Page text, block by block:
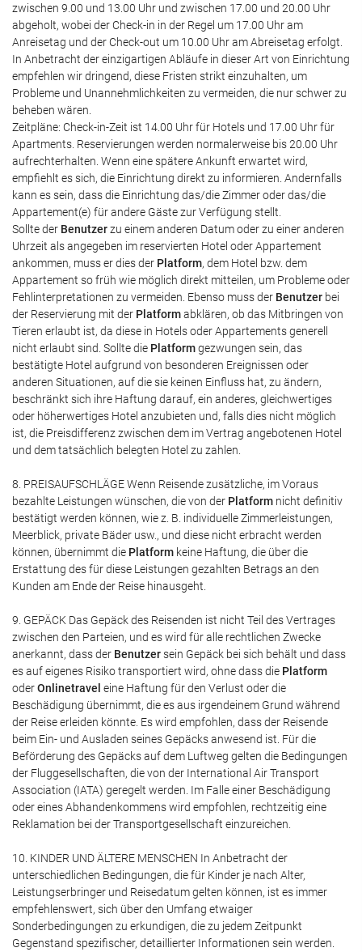
zwischen 9.00 und 13.00 Uhr und zwischen 17.00 und 20.00 Uhr
abgeholt, wobei der Check-in in der Regel um 17.00 Uhr am
Anreisetag und der Check-out um 10.00 Uhr am Abreisetag erfolgt.
In Anbetracht der einzigartigen Abläufe in dieser Art von Einrichtung
empfehlen wir dringend, diese Fristen strikt einzuhalten, um
Probleme und Unannehmlichkeiten zu vermeiden, die nur schwer zu
beheben wären.
Zeitpläne: Check-in-Zeit ist 14.00 Uhr für Hotels und 17.00 Uhr für
Apartments. Reservierungen werden normalerweise bis 20.00 Uhr
aufrechterhalten. Wenn eine spätere Ankunft erwartet wird,
empfiehlt es sich, die Einrichtung direkt zu informieren. Andernfalls
kann es sein, dass die Einrichtung das/die Zimmer oder das/die
Appartement(e) für andere Gäste zur Verfügung stellt.
Sollte der Benutzerzu einem anderen Datum oder zu einer anderen
Uhrzeit als angegeben im reservierten Hotel oder Appartement
ankommen, muss er dies der Platform, dem Hotel bzw. dem
Appartement so früh wie möglich direkt mitteilen, um Probleme oder
Fehlinterpretationen zu vermeiden. Ebenso muss der Benutzer bei
der Reservierung mit der Platformabklären, ob das Mitbringen von
Tieren erlaubt ist, da diese in Hotels oder Appartements generell
nicht erlaubt sind. Sollte die Platformgezwungen sein, das
bestätigte Hotel aufgrund von besonderen Ereignissen oder
anderen Situationen, auf die sie keinen Einfluss hat, zu ändern,
beschränkt sich ihre Haftung darauf, ein anderes, gleichwertiges
oder höherwertiges Hotel anzubieten und, falls dies nicht möglich
ist, die Preisdifferenz zwischen dem im Vertrag angebotenen Hotel
und dem tatsächlich belegten Hotel zu zahlen.
8. PREISAUFSCHLÄGE Wenn Reisende zusätzliche, im Voraus
bezahlte Leistungen wünschen, die von der Platform nicht definitiv
bestätigt werden können, wie z. B. individuelle Zimmerleistungen,
Meerblick, private Bäder usw., und diese nicht erbracht werden
können, übernimmt die Platform keine Haftung, die über die
Erstattung des für diese Leistungen gezahlten Betrags an den
Kunden am Ende der Reise hinausgeht.
9. GEPÄCK Das Gepäck des Reisenden ist nicht Teil des Vertrages
zwischen den Parteien, und es wird für alle rechtlichen Zwecke
anerkannt, dass der Benutzersein Gepäck bei sich behält und dass
es auf eigenes Risiko transportiert wird, ohne dass die Platform
oderOnlinetravel eine Haftung für den Verlust oder die
Beschädigung übernimmt, die es aus irgendeinem Grund während
der Reise erleiden könnte. Es wird empfohlen, dass der Reisende
beim Ein- und Ausladen seines Gepäcks anwesend ist. Für die
Beförderung des Gepäcks auf dem Luftweg gelten die Bedingungen
der Fluggesellschaften, die von der International Air Transport
Association (IATA) geregelt werden. Im Falle einer Beschädigung
oder eines Abhandenkommens wird empfohlen, rechtzeitig eine
Reklamation bei der Transportgesellschaft einzureichen.
10. KINDER UND ÄLTERE MENSCHEN In Anbetracht der
unterschiedlichen Bedingungen, die für Kinder je nach Alter,
Leistungserbringer und Reisedatum gelten können, ist es immer
empfehlenswert, sich über den Umfang etwaiger
Sonderbedingungen zu erkundigen, die zu jedem Zeitpunkt
Gegenstand spezifischer, detaillierter Informationen sein werden.